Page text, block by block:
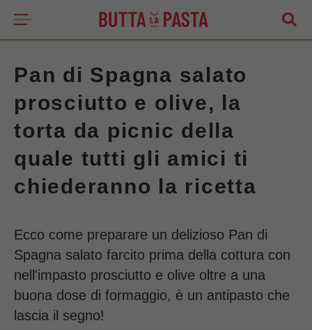
Pan di Spagna salato
prosciutto e olive, la
torta da picnic della
quale tutti gli amici ti
chiederanno la ricetta
Ecco come preparare un delizioso Pan di
Spagna salato farcito prima della cottura con
nell'impasto prosciutto e olive oltre a una
buona dose di formaggio, è un antipasto che
lascia il segno!